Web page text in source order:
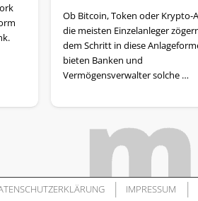
Ob Bitcoin, Token oder Krypto-
die meisten Einzelanleger
dem Schritt in diese
bieten Banken und
Vermögensverwalter solche …
IMPRESSUM